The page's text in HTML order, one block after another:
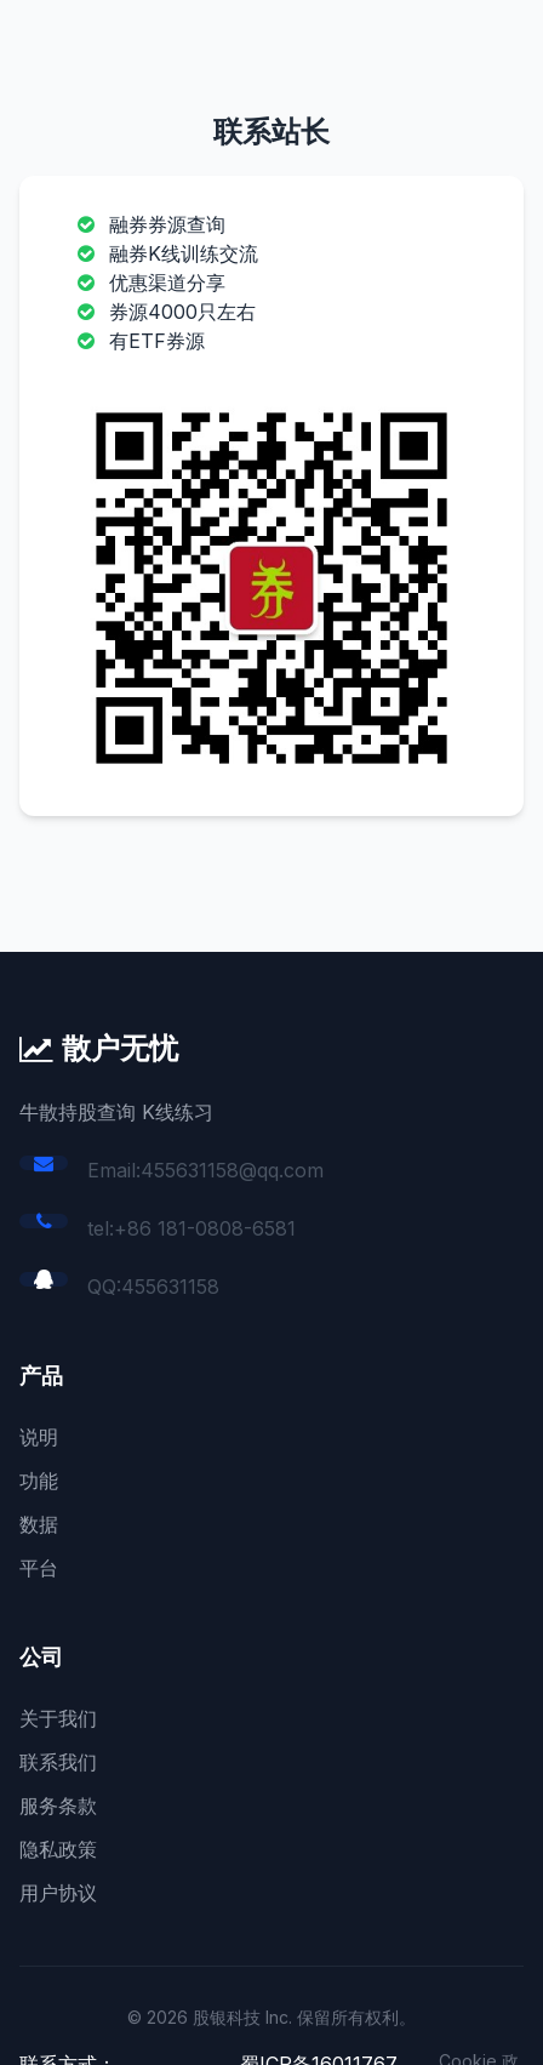
联系站长
融券券源查询
融券K线训练交流
优惠渠道分享
券源4000只左右
有ETF券源
散户无忧
牛散持股查询 K线练习
Email:455631158@qq.com
tel:+86 181-0808-6581
QQ:455631158
产品
说明
功能
数据
平台
公司
关于我们
联系我们
服务条款
隐私政策
用户协议
© 2026 股银科技 Inc. 保留所有权利。
Cookie 政